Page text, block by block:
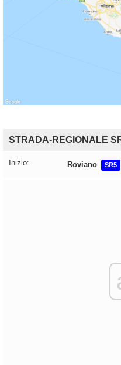
STRADA-REGIONALE
Inizio: Roviano SR5